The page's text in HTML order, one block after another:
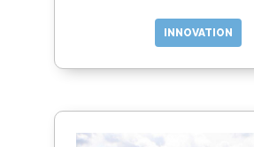
INNOVATION